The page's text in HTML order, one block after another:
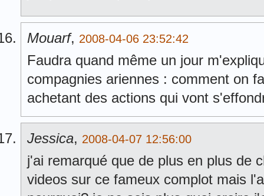
Mouarf, 2008-04-06 23:52:42
Faudra quand même un jour
compagnies ariennes : comment on
achetant des actions qui vont
Jessica, 2008-04-07 12:56:00
j'ai remarqué que de plus en plus de
videos sur ce fameux complot mais